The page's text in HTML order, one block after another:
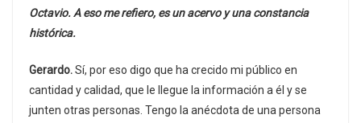
Octavio. A eso me refiero, es un acervo y una constancia
histórica.
Gerardo.Sí, por eso digo que ha crecido mi público en
cantidad y calidad, que le llegue la información a él y se
junten otras personas. Tengo la anécdota de una persona